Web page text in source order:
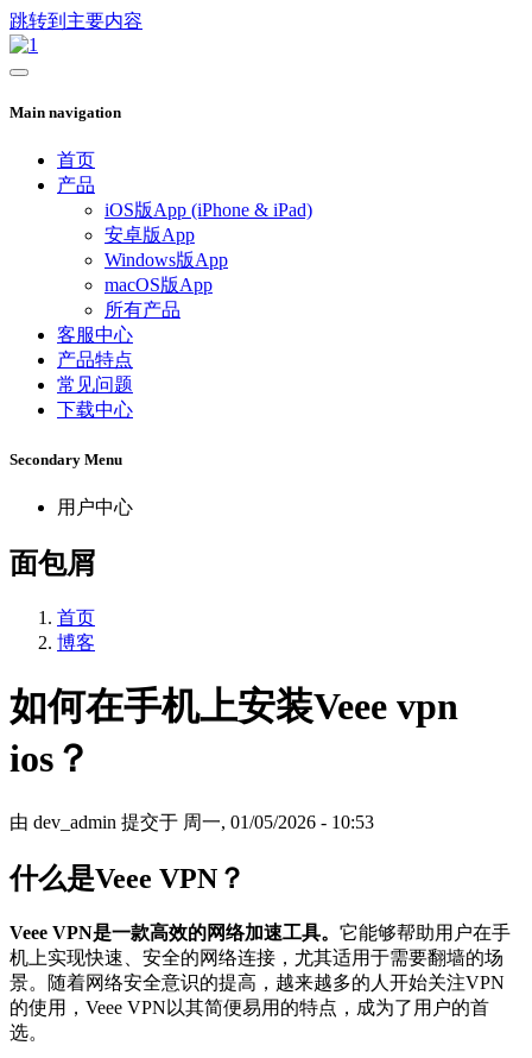
跳转到主要内容
Main navigation
首页
产品
iOS版App (iPhone & iPad)
安卓版App
Windows版App
macOS版App
所有产品
客服中心
产品特点
常见问题
下载中心
Secondary Menu
用户中心
面包屑
首页
博客
如何在手机上安装Veee vpn
ios？
由 dev_admin 提交于 周一, 01/05/2026 - 10:53
什么是Veee VPN？
Veee VPN是一款高效的网络加速工具。 它能够帮助用户在手
机上实现快速、安全的网络连接，尤其适用于需要翻墙的场
景。随着网络安全意识的提高，越来越多的人开始关注VPN
的使用，Veee VPN以其简便易用的特点，成为了用户的首
选。